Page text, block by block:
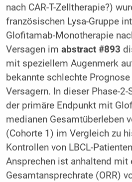
nach CAR-T-Zelltherapie?)
französischen Lysa-Gruppe
Glofitamab-Monotherapie
Versagen im abstract #893
mit speziellem Augenmerk
bekannte schlechte Prognose
Versagern. In dieser Phase-2-
der primäre Endpunkt mit
medianen Gesamtüberleben
(Cohorte 1) im Vergleich zu
Kontrollen von LBCL-
Ansprechen ist anhaltend mit
Gesamtansprechrate (ORR)